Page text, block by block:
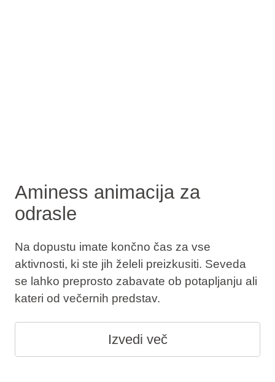
Aminess animacija za
odrasle
Na dopustu imate končno čas za vse
aktivnosti, ki ste jih želeli preizkusiti. Seveda
se lahko preprosto zabavate ob potapljanju ali
kateri od večernih predstav.
Izvedi več